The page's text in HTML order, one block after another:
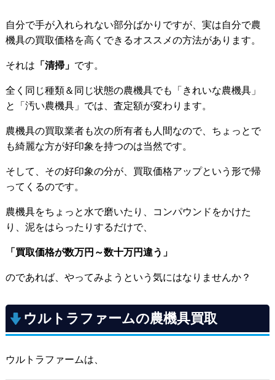
自分で手が入れられない部分ばかりですが、実は自分で農
機具の買取価格を高くできるオススメの方法があります。
それは 「清掃」 です。
全く同じ種類＆同じ状態の農機具でも「きれいな農機具」
と「汚い農機具」では、査定額が変わります。
農機具の買取業者も次の所有者も人間なので、ちょっとで
も綺麗な方が好印象を持つのは当然です。
そして、その好印象の分が、買取価格アップという形で帰
ってくるのです。
農機具をちょっと水で磨いたり、コンパウンドをかけた
り、泥をはらったりするだけで、
「買取価格が数万円～数十万円違う」
のであれば、やってみようという気にはなりませんか？
ウルトラファームの農機具買取
ウルトラファームは、